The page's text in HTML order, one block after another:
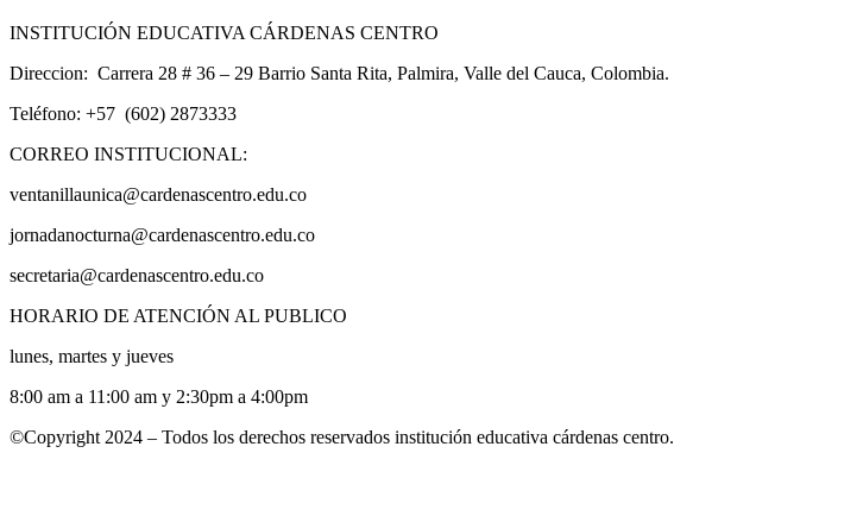
INSTITUCIÓN EDUCATIVA CÁRDENAS CENTRO
Direccion: Carrera 28 # 36 – 29 Barrio Santa Rita, Palmira, Valle del Cauca, Colombia.
Teléfono: +57 (602) 2873333
CORREO INSTITUCIONAL:
ventanillaunica@cardenascentro.edu.co
jornadanocturna@cardenascentro.edu.co
secretaria@cardenascentro.edu.co
HORARIO DE ATENCIÓN AL PUBLICO
lunes, martes y jueves
8:00 am a 11:00 am y 2:30pm a 4:00pm
©Copyright 2024 – Todos los derechos reservados institución educativa cárdenas centro.